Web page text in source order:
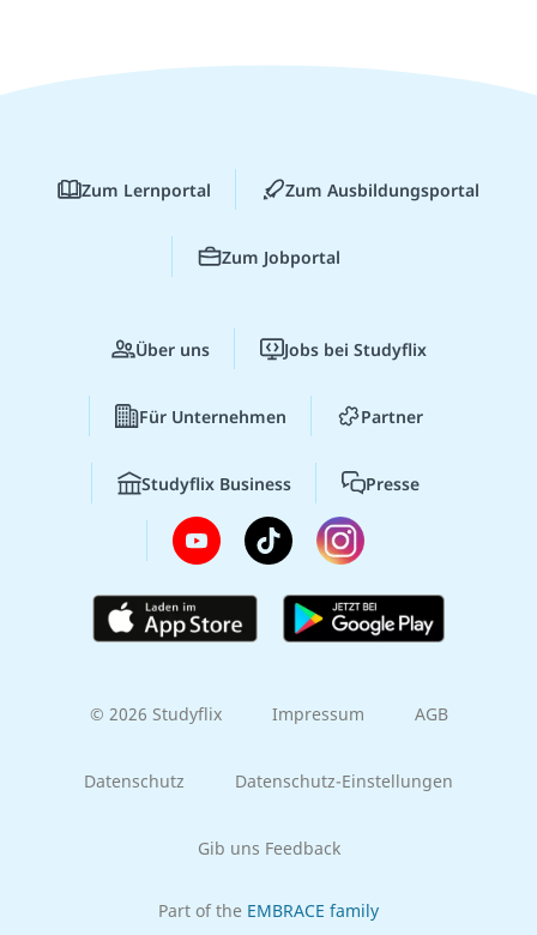
Zum Lernportal Zum Ausbildungsportal
Zum Jobportal
Über uns Jobs bei Studyflix
Für Unternehmen Partner
Studyflix Business Presse
© 2026 Studyflix Impressum AGB
Datenschutz Datenschutz-Einstellungen
Gib uns Feedback
Part of the EMBRACE family